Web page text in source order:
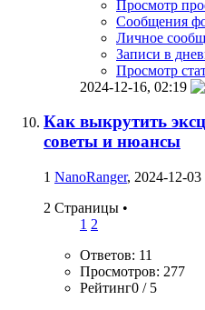
Просмотр
Сообщения
Личное
Записи в
Просмотр
2024-12-16, 02:19
Как выкрутить
советы и нюансы
1 NanoRanger, 2024-12-03
2 Страницы •
1 2
Ответов: 11
Просмотров: 277
Рейтинг0 / 5